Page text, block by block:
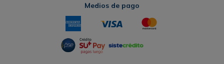
Medios de pago